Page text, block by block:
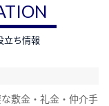
立ち情報
敷金・礼金・仲介手